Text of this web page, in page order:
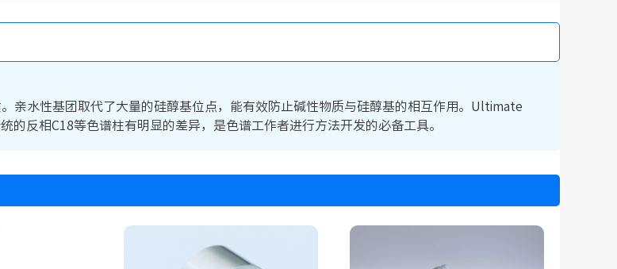
亲水性基团取代了大量的硅醇基位点，能有效防止碱性物质与硅醇基的相互作用。Ultimate
的反相C18等色谱柱有明显的差异，是色谱工作者进行方法开发的必备工具。